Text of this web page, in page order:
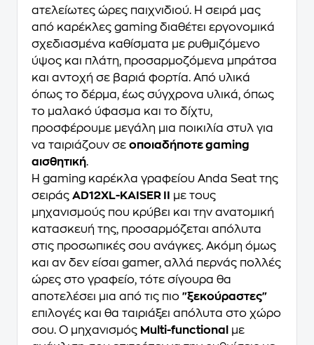
ατελείωτες ώρες παιχνιδιού. Η σειρά μας
από καρέκλες gaming διαθέτει εργονομικά
σχεδιασμένα καθίσματα με ρυθμιζόμενο
ύψος και πλάτη, προσαρμοζόμενα μπράτσα
και αντοχή σε βαριά φορτία. Από υλικά
όπως το δέρμα, έως σύγχρονα υλικά, όπως
το μαλακό ύφασμα και το δίχτυ,
προσφέρουμε μεγάλη μια ποικιλία στυλ για
να ταιριάζουν σε οποιαδήποτε gaming
αισθητική.
Η gaming καρέκλα γραφείου Anda Seat της
σειράς AD12XL-KAISER II με τους
μηχανισμούς που κρύβει και την ανατομική
κατασκευή της, προσαρμόζεται απόλυτα
στις προσωπικές σου ανάγκες. Ακόμη όμως
και αν δεν είσαι gamer, αλλά περνάς πολλές
ώρες στο γραφείο, τότε σίγουρα θα
αποτελέσει μια από τις πιο "ξεκούραστες"
επιλογές και θα ταιριάξει απόλυτα στο χώρο
σου. Ο μηχανισμός Multi-functional
με